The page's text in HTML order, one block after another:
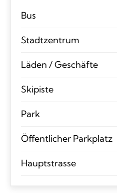
Bus
Stadtzentrum
Läden / Geschäfte
Skipiste
Park
Öffentlicher Parkplatz
Hauptstrasse